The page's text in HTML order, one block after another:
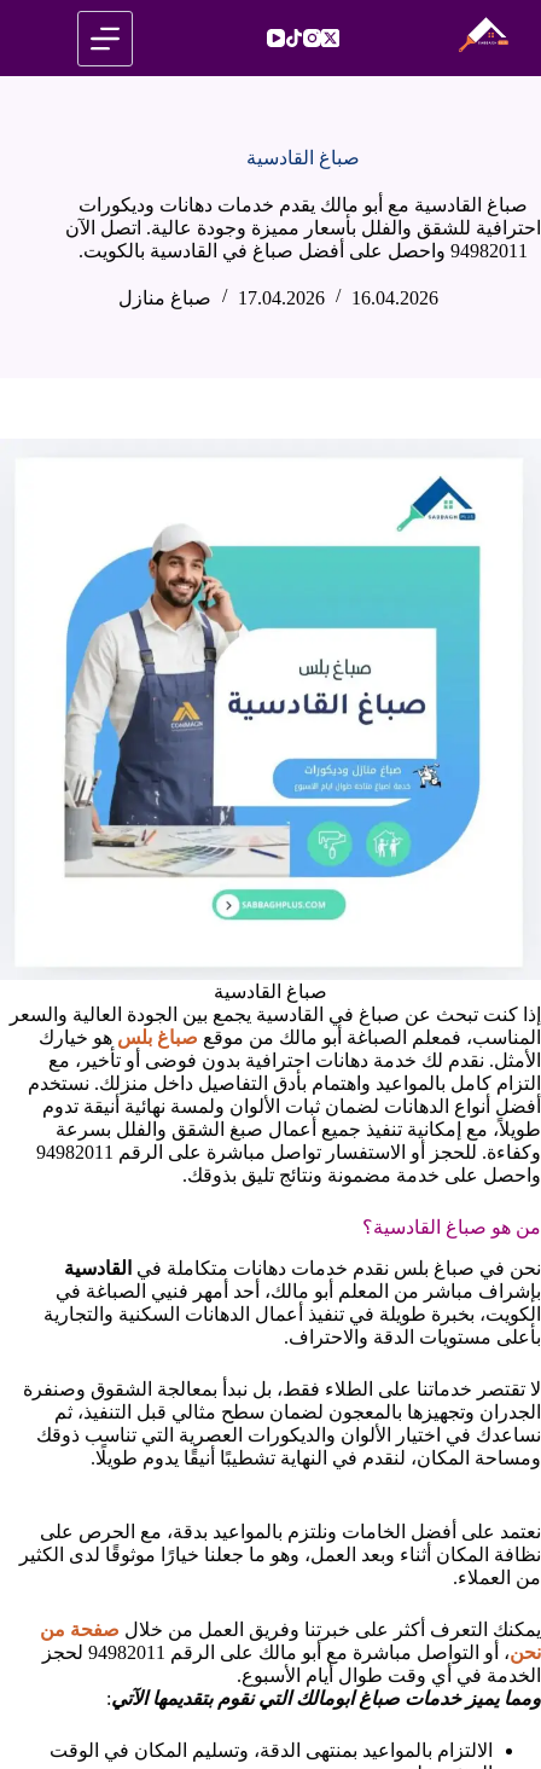
صباغ القادسية
صباغ القادسية مع أبو مالك يقدم خدمات دهانات وديكورات
احترافية للشقق والفلل بأسعار مميزة وجودة عالية. اتصل الآن
94982011 واحصل على أفضل صباغ في القادسية بالكويت.
16.04.2026
17.04.2026 صباغ منازل
صباغ القادسية
إذا كنت تبحث عن صباغ في القادسية يجمع بين الجودة العالية والسعر
المناسب، فمعلم الصباغة أبو مالك من موقع صباغ بلس هو خيارك
الأمثل. نقدم لك خدمة دهانات احترافية بدون فوضى أو تأخير، مع
التزام كامل بالمواعيد واهتمام بأدق التفاصيل داخل منزلك. نستخدم
أفضل أنواع الدهانات لضمان ثبات الألوان ولمسة نهائية أنيقة تدوم
طويلاً، مع إمكانية تنفيذ جميع أعمال صبغ الشقق والفلل بسرعة
وكفاءة. للحجز أو الاستفسار تواصل مباشرة على الرقم 94982011
واحصل على خدمة مضمونة ونتائج تليق بذوقك.
من هو صباغ القادسية؟
نحن في صباغ بلس نقدم خدمات دهانات متكاملة في القادسية
بإشراف مباشر من المعلم أبو مالك، أحد أمهر فنيي الصباغة في
الكويت، بخبرة طويلة في تنفيذ أعمال الدهانات السكنية والتجارية
بأعلى مستويات الدقة والاحتراف.
لا تقتصر خدماتنا على الطلاء فقط، بل نبدأ بمعالجة الشقوق وصنفرة
الجدران وتجهيزها بالمعجون لضمان سطح مثالي قبل التنفيذ، ثم
نساعدك في اختيار الألوان والديكورات العصرية التي تناسب ذوقك
ومساحة المكان، لنقدم في النهاية تشطيبًا أنيقًا يدوم طويلًا.
نعتمد على أفضل الخامات ونلتزم بالمواعيد بدقة، مع الحرص على
نظافة المكان أثناء وبعد العمل، وهو ما جعلنا خيارًا موثوقًا لدى الكثير
من العملاء.
يمكنك التعرف أكثر على خبرتنا وفريق العمل من خلال صفحة من
نحن
، أو التواصل مباشرة مع أبو مالك على الرقم 94982011 لحجز
الخدمة في أي وقت طوال أيام الأسبوع.
ومما يميز خدمات صباغ ابومالك التي نقوم بتقديمها الآتي:
الالتزام بالمواعيد بمنتهى الدقة، وتسليم المكان في الوقت